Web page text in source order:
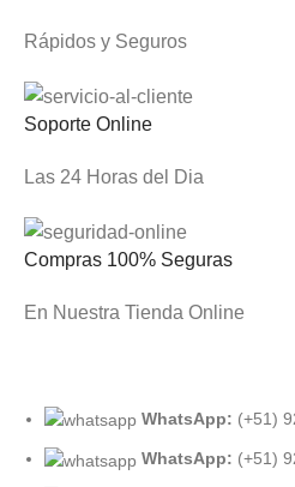
Rápidos y Seguros
Soporte Online
Las 24 Horas del Dia
Compras 100% Seguras
En Nuestra Tienda Online
WhatsApp: (+51)
WhatsApp: (+51)